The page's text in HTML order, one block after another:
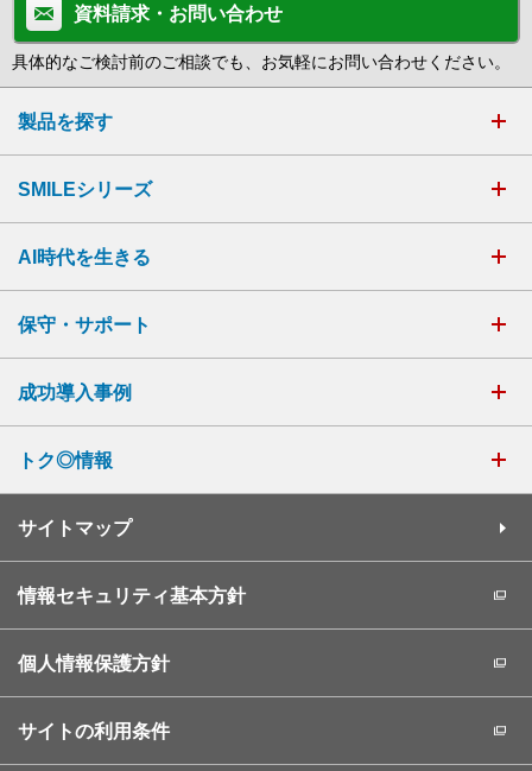
資料請求・お問い合わせ
具体的なご検討前のご相談でも、お気軽にお問い合わせください。
製品を探す
SMILEシリーズ
AI時代を生きる
保守・サポート
成功導入事例
トク◎情報
サイトマップ
情報セキュリティ基本方針
個人情報保護方針
サイトの利用条件